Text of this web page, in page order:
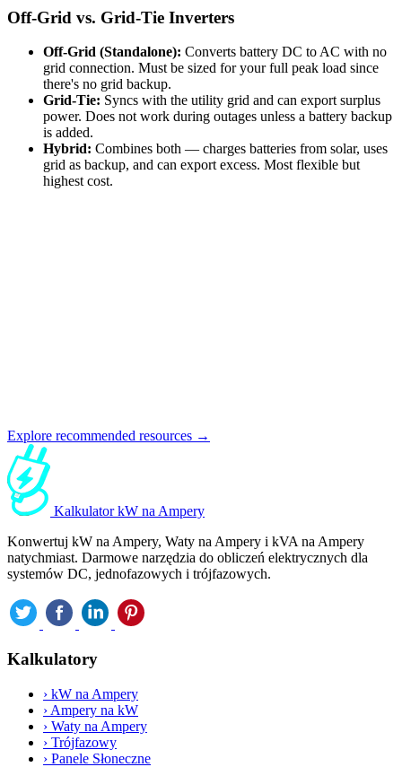
Off-Grid vs. Grid-Tie Inverters
Off-Grid (Standalone): Converts battery DC to AC with no
grid connection. Must be sized for your full peak load since
there's no grid backup.
Grid-Tie: Syncs with the utility grid and can export surplus
power. Does not work during outages unless a battery backup
is added.
Hybrid: Combines both — charges batteries from solar, uses
grid as backup, and can export excess. Most flexible but
highest cost.
Explore recommended resources →
Kalkulator kW na Ampery
Konwertuj kW na Ampery, Waty na Ampery i kVA na Ampery
natychmiast. Darmowe narzędzia do obliczeń elektrycznych dla
systemów DC, jednofazowych i trójfazowych.
Kalkulatory
› kW na Ampery
› Ampery na kW
› Waty na Ampery
› Trójfazowy
› Panele Słoneczne